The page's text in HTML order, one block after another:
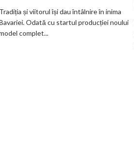
fabrică
Tradiția și viitorul își dau întâlnire în inima
Odată cu startul producției noului
complet...